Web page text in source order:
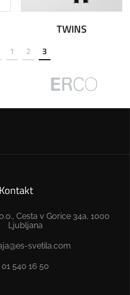
TWINS
1 2 3
Kontakt
Cesta v Gorice 34a, 1000
Ljubljana
svetila.com
01 540 16 50